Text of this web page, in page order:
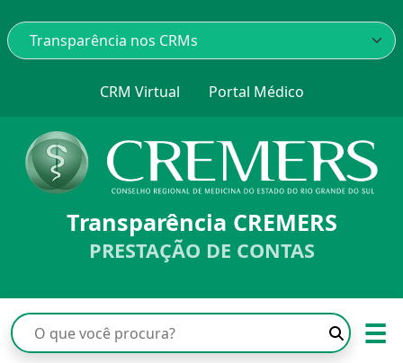
CRM Virtual Portal Médico
Transparência CREMERS
PRESTAÇÃO DE CONTAS
☰